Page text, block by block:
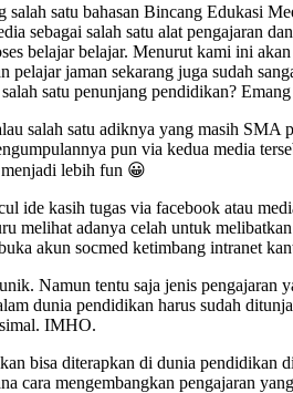
salah satu bahasan Bincang Edukasi
sebagai salah satu alat pengajaran
belajar belajar. Menurut kami ini
pelajar jaman sekarang juga sudah
satu penunjang pendidikan?
salah satu adiknya yang masih
pun via kedua media
lebih fun 😀
ide kasih tugas via facebook atau
melihat adanya celah untuk
akun socmed ketimbang intranet
Namun tentu saja jenis pengajaran
dunia pendidikan harus sudah
IMHO.
bisa diterapkan di dunia pendidikan
cara mengembangkan pengajaran